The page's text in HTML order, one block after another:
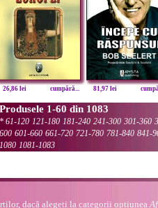
26,86 lei cumpără... 81,97 lei
Produsele 1-60 din 1083
* 61-120 121-180 181-240 241-300 301-360
600 601-660 661-720 721-780 781-840 841-
1080 1081-1083
dacă alegeți la categorii opțiunea